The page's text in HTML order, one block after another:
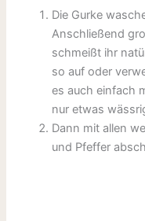
Die Gurke
Anschließend
schmeißt ihr
so auf oder
es auch einfach
nur etwas
Dann mit allen
und Pfeffer